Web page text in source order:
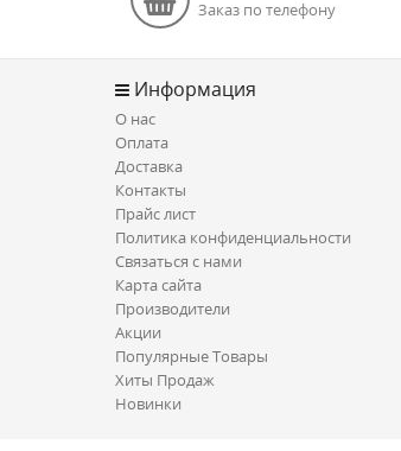
Заказ по телефону
Информация
О нас
Оплата
Доставка
Контакты
Прайс лист
Политика конфиденциальности
Связаться с нами
Карта сайта
Производители
Акции
Популярные Товары
Хиты Продаж
Новинки